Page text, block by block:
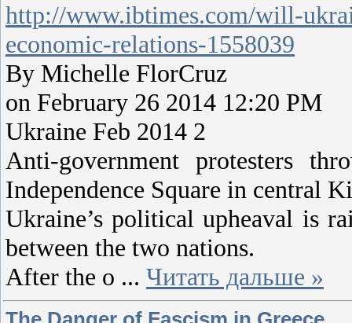
http://www.ibtimes.com/will-
economic-relations-1558039
By Michelle FlorCruz
on February 26 2014 12:20 PM
Ukraine Feb 2014 2
Anti-government protesters
Independence Square in central
Ukraine’s political upheaval is
between the two nations.
After the o ... Читать дальше »